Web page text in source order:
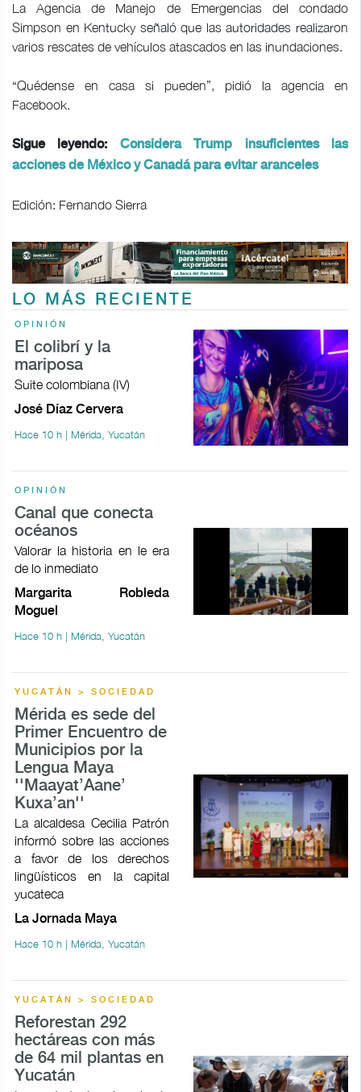
La Agencia de Manejo de Emergencias del condado
Simpson en Kentucky señaló que las autoridades realizaron
varios rescates de vehículos atascados en las inundaciones.
“Quédense en casa si pueden”, pidió la agencia en
Facebook.
Sigue leyendo: Considera Trump insuficientes las
acciones de México y Canadá para evitar aranceles
Edición: Fernando Sierra
LO MÁS RECIENTE
OPINIÓN
El colibrí y la
mariposa
Suite colombiana (IV)
José Díaz Cervera
Hace 10 h | Mérida, Yucatán
OPINIÓN
Canal que conecta
océanos
Valorar la historia en le era
de lo inmediato
Margarita Robleda
Moguel
Hace 10 h | Mérida, Yucatán
YUCATÁN > SOCIEDAD
Mérida es sede del
Primer Encuentro de
Municipios por la
Lengua Maya
''Maayat’Aane’
Kuxa’an''
La alcaldesa Cecilia Patrón
informó sobre las acciones
a favor de los derechos
lingüísticos en la capital
yucateca
La Jornada Maya
Hace 10 h | Mérida, Yucatán
YUCATÁN > SOCIEDAD
Reforestan 292
hectáreas con más
de 64 mil plantas en
Yucatán